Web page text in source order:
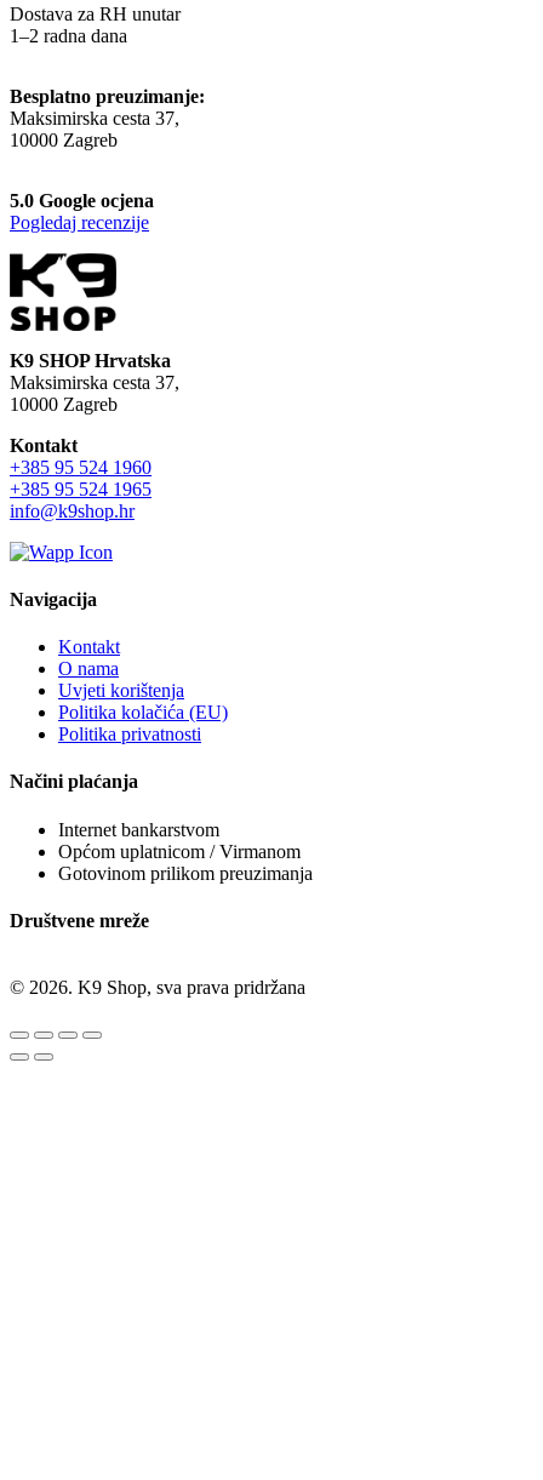
Dostava za RH unutar
1–2 radna dana
Besplatno preuzimanje:
Maksimirska cesta 37,
10000 Zagreb
5.0 Google ocjena
Pogledaj recenzije
K9 SHOP Hrvatska
Maksimirska cesta 37,
10000 Zagreb
Kontakt
+385 95 524 1960
+385 95 524 1965
info@k9shop.hr
Navigacija
Kontakt
O nama
Uvjeti korištenja
Politika kolačića (EU)
Politika privatnosti
Načini plaćanja
Internet bankarstvom
Općom uplatnicom / Virmanom
Gotovinom prilikom preuzimanja
Društvene mreže
© 2026. K9 Shop, sva prava pridržana